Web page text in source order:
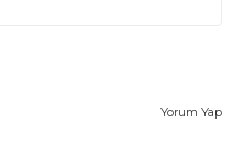
Yorum Yap